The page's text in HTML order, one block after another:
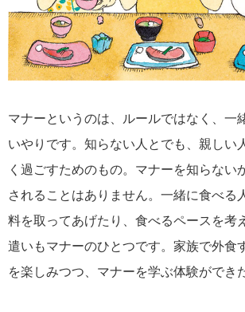
マナーというのは、ルールではなく、一
いやりです。知らない人とでも、親しい
く過ごすためのもの。マナーを知らない
されることはありません。一緒に食べる
料を取ってあげたり、食べるペースを考
遣いもマナーのひとつです。家族で外食
を楽しみつつ、マナーを学ぶ体験ができ